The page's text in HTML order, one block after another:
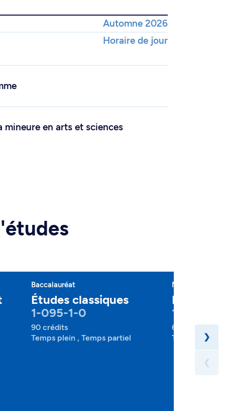
Automne 2026
Horaire de jour
mineure en arts et sciences
Baccalauréat
Études classiques
1-095-1-0
90 crédits
Temps plein , Temps partiel
Majeure
Études
1-095-2-
60 crédits
Temps plein ,
❯
❮